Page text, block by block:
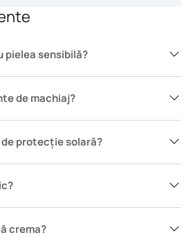
sensibilă?
de machiaj?
protecție solară?
crema?